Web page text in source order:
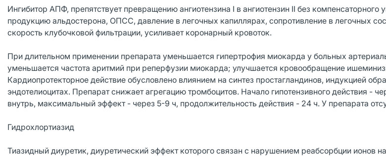
Ингибитор АПФ, препятствует превращению ангиотензина I в ангиотензин II без
продукцию альдостерона, ОПСС, давление в легочных капиллярах, сопротивление в легочных
скорость клубочковой фильтрации, усиливает коронарный кровоток.
При длительном применении препарата уменьшается гипертрофия миокарда у больных
уменьшается частота аритмий при реперфузии миокарда; улучшается кровообращение
Кардиопротекторное действие обусловлено влиянием на синтез простагландинов, индукцией
эндотелиоцитах. Препарат снижает агрегацию тромбоцитов. Начало гипотензивного действия -
внутрь, максимальный эффект - через 5-9 ч, продолжительность действия - 24 ч. У препарата
Гидрохлортиазид
Тиазидный диуретик, диуретический эффект которого связан с нарушением реабсорбции ионов